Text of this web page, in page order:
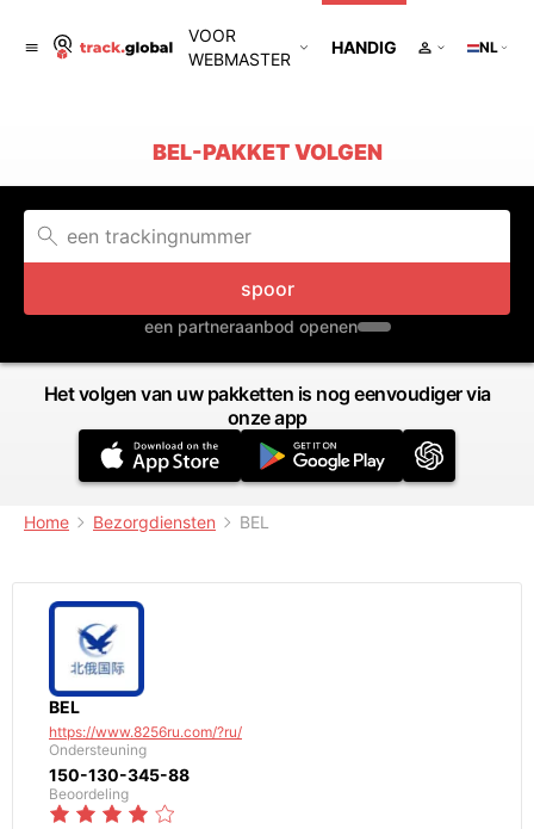
VOOR
WEBMASTER
HANDIG NL
BEL-PAKKET VOLGEN
spoor
een partneraanbod openen
Het volgen van uw pakketten is nog eenvoudiger via
onze app
Home Bezorgdiensten BEL
BEL
https://www.8256ru.com/?ru/
Ondersteuning
150-130-345-88
Beoordeling